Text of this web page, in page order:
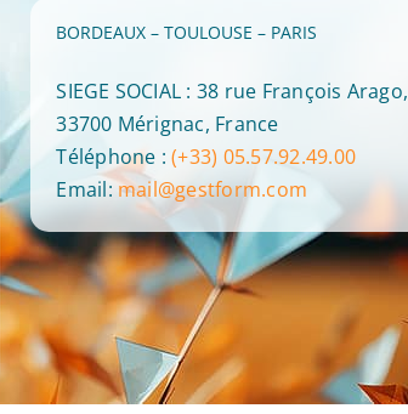
BORDEAUX – TOULOUSE – PARIS
SIEGE SOCIAL : 38 rue François Arago,
33700 Mérignac, France
Téléphone :(+33) 05.57.92.49.00
Email:mail@gestform.com